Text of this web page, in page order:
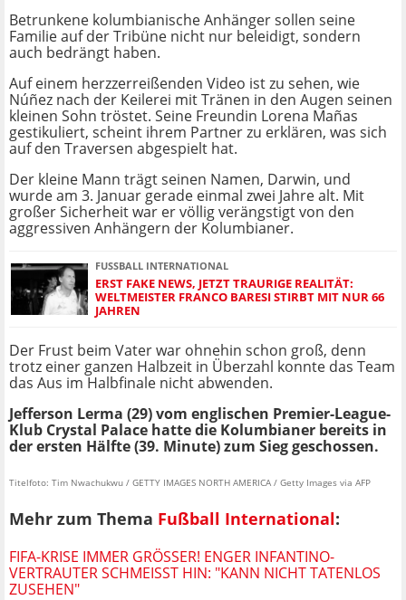
Betrunkene kolumbianische Anhänger sollen seine
Familie auf der Tribüne nicht nur beleidigt, sondern
auch bedrängt haben.
Auf einem herzzerreißenden Video ist zu sehen, wie
Núñez nach der Keilerei mit Tränen in den Augen seinen
kleinen Sohn tröstet. Seine Freundin Lorena Mañas
gestikuliert, scheint ihrem Partner zu erklären, was sich
auf den Traversen abgespielt hat.
Der kleine Mann trägt seinen Namen, Darwin, und
wurde am 3. Januar gerade einmal zwei Jahre alt. Mit
großer Sicherheit war er völlig verängstigt von den
aggressiven Anhängern der Kolumbianer.
FUSSBALL INTERNATIONAL
ERST FAKE NEWS, JETZT TRAURIGE REALITÄT:
WELTMEISTER FRANCO BARESI STIRBT MIT NUR 66
JAHREN
Der Frust beim Vater war ohnehin schon groß, denn
trotz einer ganzen Halbzeit in Überzahl konnte das Team
das Aus im Halbfinale nicht abwenden.
Jefferson Lerma (29) vom englischen Premier-League-
Klub Crystal Palace hatte die Kolumbianer bereits in
der ersten Hälfte (39. Minute) zum Sieg geschossen.
Titelfoto: Tim Nwachukwu / GETTY IMAGES NORTH AMERICA / Getty Images via AFP
Mehr zum Thema Fußball International:
FIFA-KRISE IMMER GRÖSSER! ENGER INFANTINO-V
ERTRAUTER SCHMEISST HIN: "KANN NICHT TATENLOS ZU
SEHEN"